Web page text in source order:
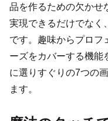
品を作るための欠かせ
実現できるだけでなく
です。趣味からプロフ
ーズをカバーする機能
に選りすぐりの7つの
ます。